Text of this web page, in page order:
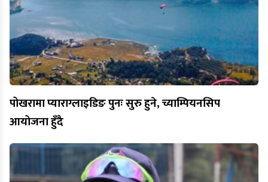
पोखरामा प्याराग्लाइडिङ पुनः सुरु हुने, च्याम्पियनसिप
आयोजना हुँदै